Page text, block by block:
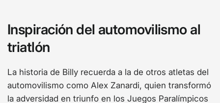
Inspiración del automovilismo al
triatlón
La historia de Billy recuerda a la de otros atletas del
automovilismo como Alex Zanardi, quien transformó
la adversidad en triunfo en los Juegos Paralímpicos